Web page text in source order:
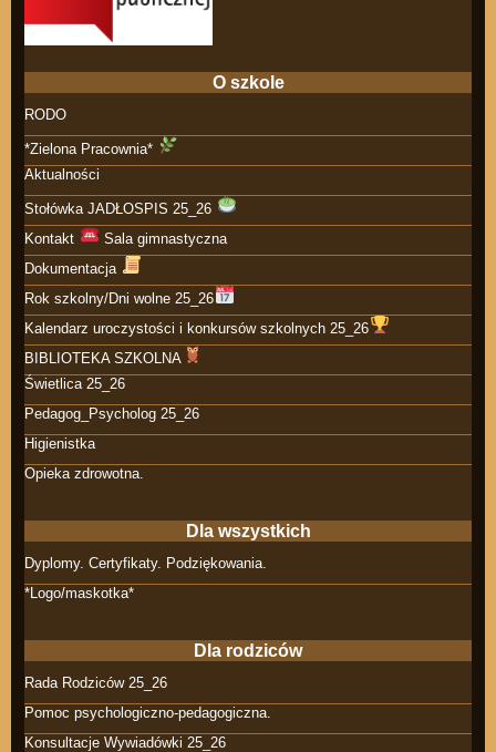
O szkole
RODO
*Zielona Pracownia*
Aktualności
Stołówka JADŁOSPIS 25_26
Kontakt
Sala gimnastyczna
Dokumentacja
Rok szkolny/Dni wolne 25_26
Kalendarz uroczystości i konkursów szkolnych 25_26
BIBLIOTEKA SZKOLNA
Świetlica 25_26
Pedagog_Psycholog 25_26
Higienistka
Opieka zdrowotna.
Dla wszystkich
Dyplomy. Certyfikaty. Podziękowania.
*Logo/maskotka*
Dla rodziców
Rada Rodziców 25_26
Pomoc psychologiczno-pedagogiczna.
Konsultacje Wywiadówki 25_26